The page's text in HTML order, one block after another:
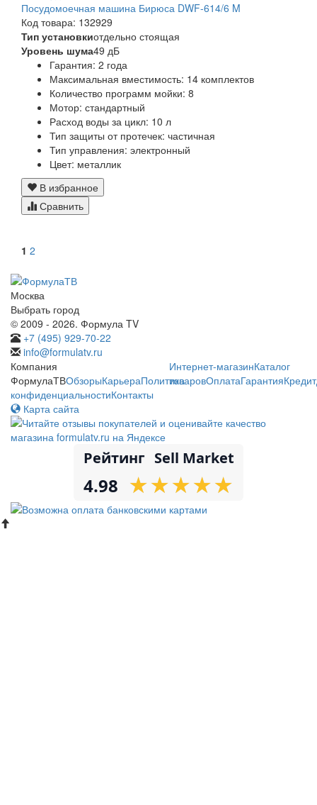
Посудомоечная машина Бирюса DWF-614/6 M
Код товара: 132929
Тип установкиотдельно стоящая
Уровень шума49 дБ
Гарантия: 2 года
Максимальная вместимость: 14 комплектов
Количество программ мойки: 8
Мотор: стандартный
Расход воды за цикл: 10 л
Тип защиты от протечек: частичная
Тип управления: электронный
Цвет: металлик
В избранное
Сравнить
1 2
Москва
Выбрать город
© 2009 - 2026. Формула TV
+7 (495) 929-70-22
info@formulatv.ru
Компания
ФормулаТВОбзорыКарьераПолитика
конфиденциальностиКонтакты
Интернет-магазинКаталог
товаровОплатаГарантияКредит
Карта сайта
Рейтинг Sell Market
4.98 ★
★★
★★
★★
★★
★